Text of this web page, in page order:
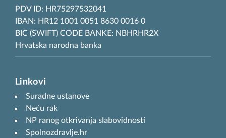
PDV ID: HR75297532041
IBAN: HR12 1001 0051 8630 0016 0
BIC (SWIFT) CODE BANKE: NBHRHR2X
Hrvatska narodna banka
Linkovi
Suradne ustanove
Neću rak
NP ranog otkrivanja slabovidnosti
Spolnozdravlje.hr